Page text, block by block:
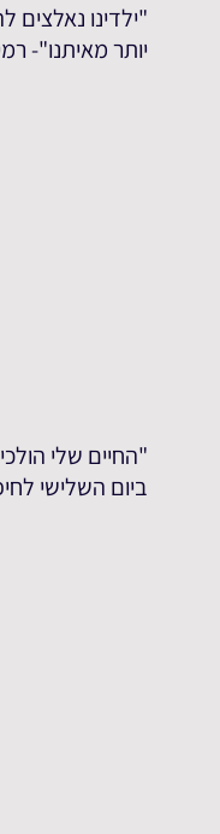
"ילדינו
יותר מאיתנו"- רמי וחן
"החיים שלי
ביום השלישי